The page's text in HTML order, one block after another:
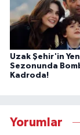
Uzak Şehir'in
Sezonunda
Kadroda!
Yorumlar